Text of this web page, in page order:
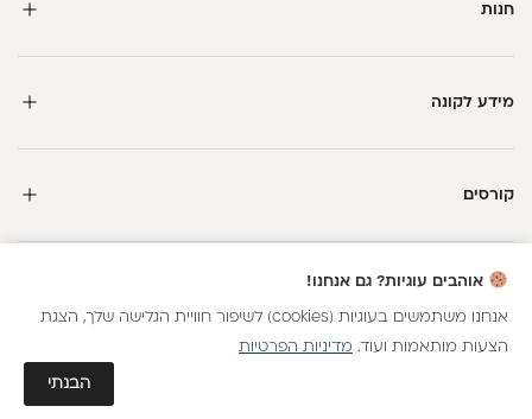
חנות
מידע לקונה
קורסים
כל הזכויות שמורות
אוהבים עוגיות? גם אנחנו!
אנחנו משתמשים בעוגיות (cookies) לשיפור חוויית הגלישה שלך, הצגת
הצעות מותאמות ועוד. מדיניות הפרטיות
הבנתי